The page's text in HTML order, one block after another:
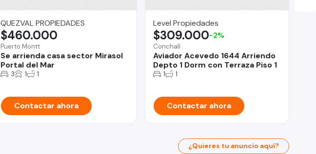
QUEZVAL PROPIEDADES
Puerto Montt
Se arrienda casa sector Mirasol
Portal del Mar
$460.000
3 1 1
Contactar ahora
Level Propiedades
Conchalí
Aviador Acevedo 1644 Arriendo
Depto 1 Dorm con Terraza Piso 1
$309.000-2%
1 1
Contactar ahora
¿Quieres tu anuncio aquí?